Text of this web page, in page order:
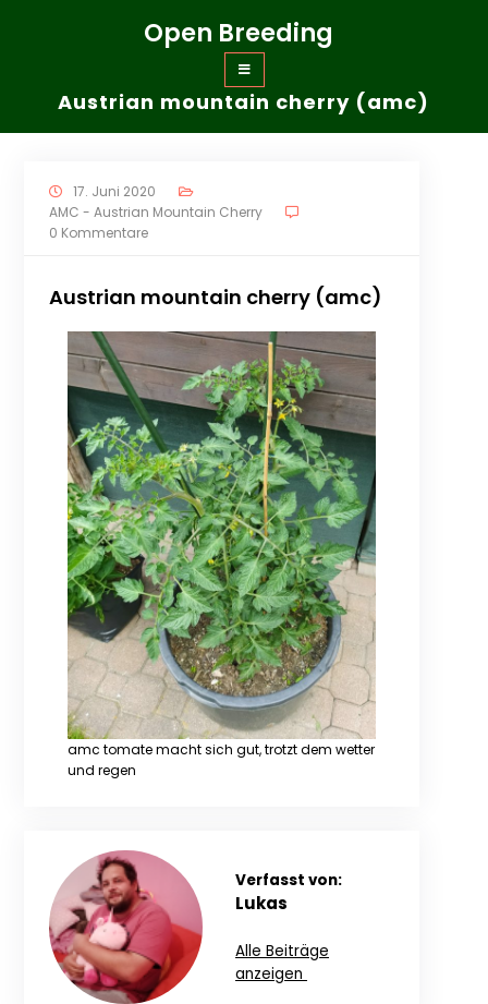
Open Breeding
Austrian mountain cherry (amc)
17. Juni 2020
AMC - Austrian Mountain Cherry
0 Kommentare
Austrian mountain cherry (amc)
amc tomate macht sich gut, trotzt dem wetter
und regen
Verfasst von:
Lukas
Alle Beiträge
anzeigen